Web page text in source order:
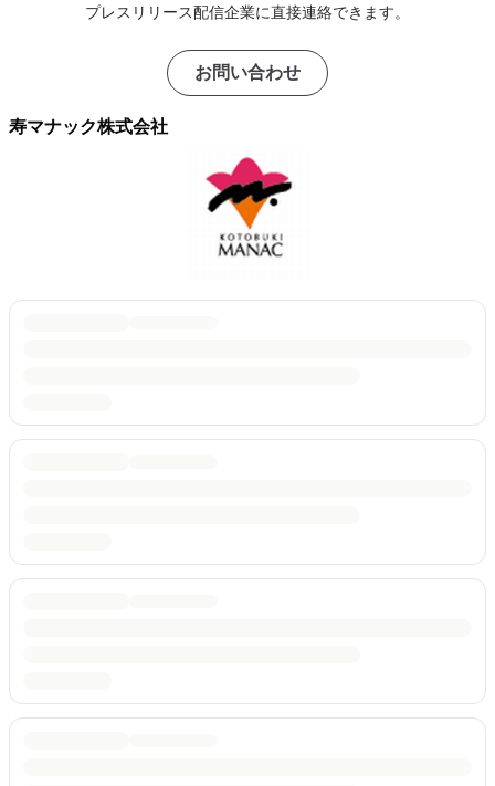
プレスリリース配信企業に直接連絡できます。
お問い合わせ
寿マナック株式会社